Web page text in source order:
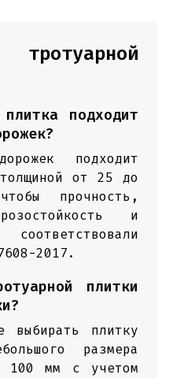
подходит
подходит
от 25 до
прочность,
и
2017.
плитки
выбирать плитку
размера
100 мм с учетом